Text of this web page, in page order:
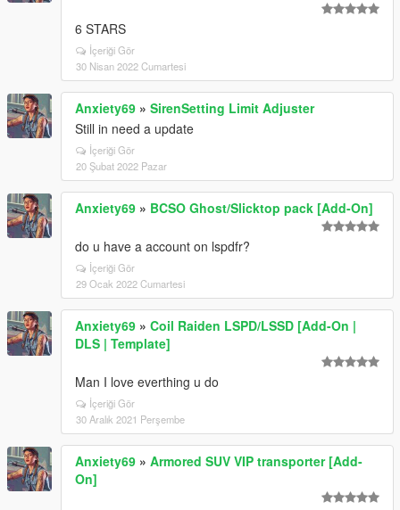
6 STARS
İçeriği Gör
30 Nisan 2022 Cumartesi
Anxiety69 » SirenSetting Limit Adjuster
Still in need a update
İçeriği Gör
20 Şubat 2022 Pazar
Anxiety69 » BCSO Ghost/Slicktop pack [Add-On]
do u have a account on lspdfr?
İçeriği Gör
29 Ocak 2022 Cumartesi
Anxiety69 » Coil Raiden LSPD/LSSD [Add-On |
DLS | Template]
Man I love everthing u do
İçeriği Gör
30 Aralık 2021 Perşembe
Anxiety69 » Armored SUV VIP transporter [Add-
On]